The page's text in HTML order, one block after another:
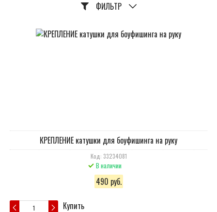
ФИЛЬТР
КРЕПЛЕНИЕ катушки для боуфишинга на руку
Код: 33234081
В наличии
490 руб.
Купить